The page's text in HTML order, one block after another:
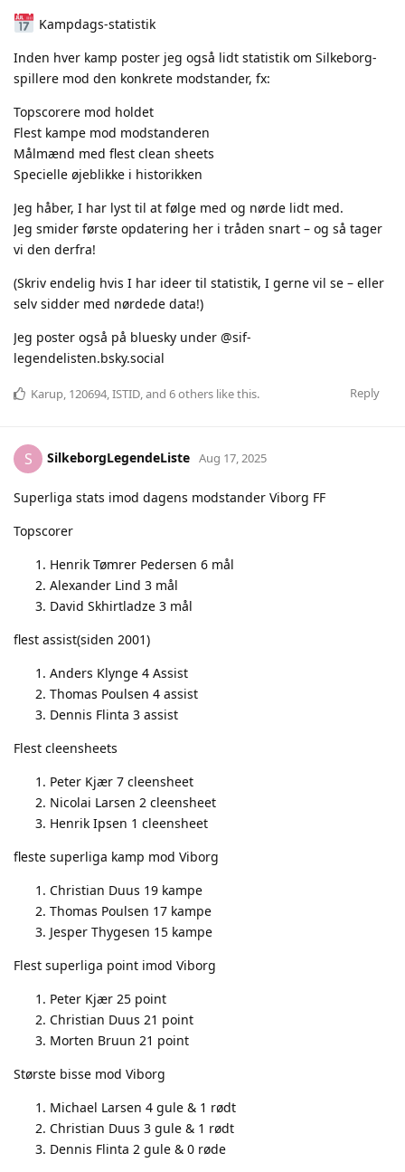
Kampdags-statistik
Inden hver kamp poster jeg også lidt statistik om Silkeborg-
spillere mod den konkrete modstander, fx:
Topscorere mod holdet
Flest kampe mod modstanderen
Målmænd med flest clean sheets
Specielle øjeblikke i historikken
Jeg håber, I har lyst til at følge med og nørde lidt med.
Jeg smider første opdatering her i tråden snart – og så tager
vi den derfra!
(Skriv endelig hvis I har ideer til statistik, I gerne vil se – eller
selv sidder med nørdede data!)
Jeg poster også på bluesky under ‪@sif-
legendelisten.bsky.social‬
Reply
Karup, 120694,ISTID, and 6others like this.
S SilkeborgLegendeListe Aug 17, 2025
Superliga stats imod dagens modstander Viborg FF
Topscorer
Henrik Tømrer Pedersen 6 mål
Alexander Lind 3 mål
David Skhirtladze 3 mål
flest assist(siden 2001)
Anders Klynge 4 Assist
Thomas Poulsen 4 assist
Dennis Flinta 3 assist
Flest cleensheets
Peter Kjær 7 cleensheet
Nicolai Larsen 2 cleensheet
Henrik Ipsen 1 cleensheet
fleste superliga kamp mod Viborg
Christian Duus 19 kampe
Thomas Poulsen 17 kampe
Jesper Thygesen 15 kampe
Flest superliga point imod Viborg
Peter Kjær 25 point
Christian Duus 21 point
Morten Bruun 21 point
Største bisse mod Viborg
Michael Larsen 4 gule & 1 rødt
Christian Duus 3 gule & 1 rødt
Dennis Flinta 2 gule & 0 røde